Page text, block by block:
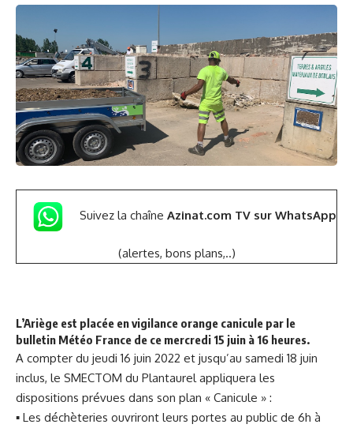
Suivez la chaîne Azinat.com TV sur WhatsApp
(alertes, bons plans,..)
L’Ariège est placée en vigilance orange canicule par le
bulletin Météo France de ce mercredi 15 juin à 16 heures.
A compter du jeudi 16 juin 2022 et jusqu’au samedi 18 juin
inclus, le SMECTOM du Plantaurel appliquera les
dispositions prévues dans son plan « Canicule » :
▪ Les déchèteries ouvriront leurs portes au public de 6h à